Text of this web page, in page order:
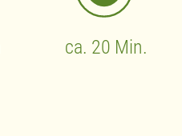
ca. 20 Min.